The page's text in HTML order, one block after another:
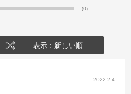
(0)
表示：新しい順
2022.2.4